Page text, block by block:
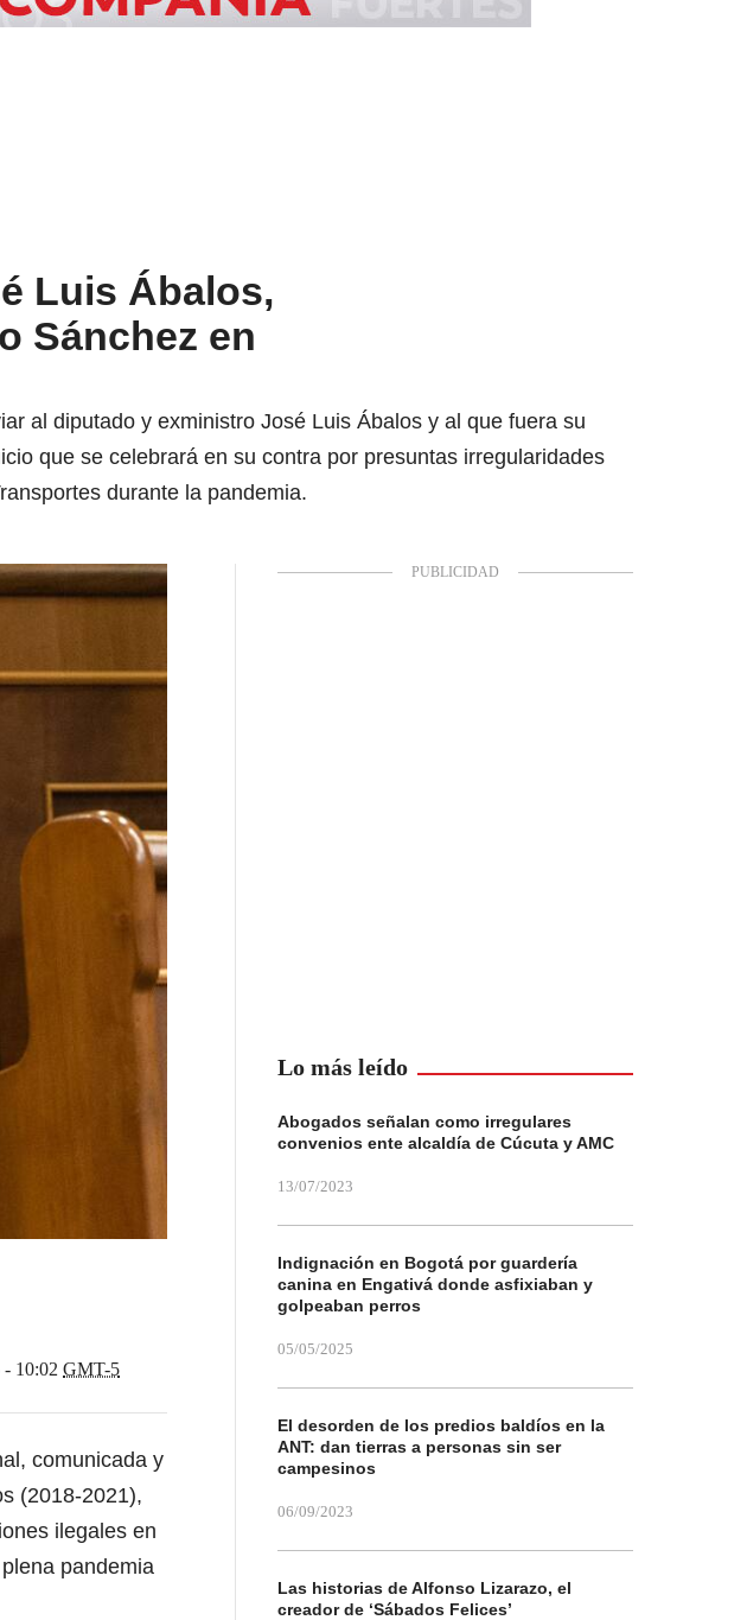
Luis Ábalos,
Sánchez en
al diputado y exministro José Luis Ábalos y al que fuera su
que se celebrará en su contra por presuntas irregularidades
durante la pandemia.
- 10:02 GMT-5
comunicada y
(2018-2021),
ilegales en
pandemia
Lo más leído
Abogados señalan como irregulares
convenios ente alcaldía de Cúcuta y AMC
13/07/2023
Indignación en Bogotá por guardería
canina en Engativá donde asfixiaban y
golpeaban perros
05/05/2025
El desorden de los predios baldíos en la
ANT: dan tierras a personas sin ser
campesinos
06/09/2023
Las historias de Alfonso Lizarazo, el
creador de ‘Sábados Felices’